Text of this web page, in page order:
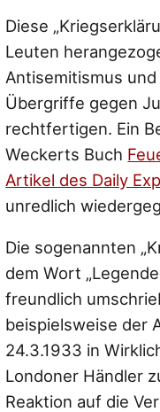
Diese
Leuten
Antisemitismus
Übergriffe gegen
rechtfertigen. Ein
Weckerts Buch
Artikel des Daily
unredlich
Die sogenannten
dem Wort
freundlich
beispielsweise der
24.3.1933 in
Londoner Händler
Reaktion auf die